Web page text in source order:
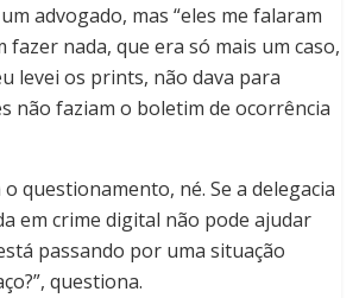
advogado, mas “eles me falaram
fazer nada, que era só mais um caso,
levei os prints, não dava para
não faziam o boletim de ocorrência
o questionamento, né. Se a delegacia
em crime digital não pode ajudar
passando por uma situação
questiona.